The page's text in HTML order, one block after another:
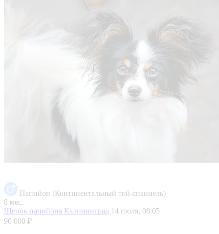
Папийон (Континентальный той-спаниель)
8 мес.
Щенок папийона Калининград 14 июля, 08:05
90 000 ₽